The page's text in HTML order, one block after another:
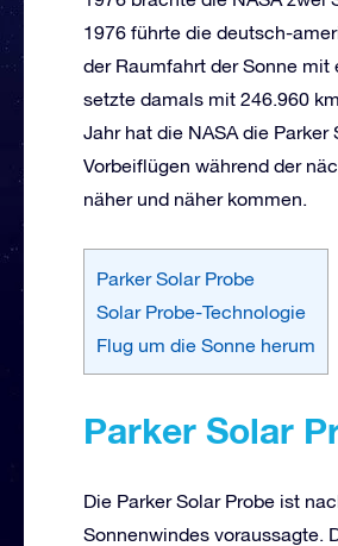
1976 führte die deutsch-
der Raumfahrt der Sonne
setzte damals mit 246.960
Jahr hat die NASA die
Vorbeiflügen während der
näher und näher kommen.
Parker Solar Probe
Solar Probe-Technologie
Flug um die Sonne herum
Parker Solar
Die Parker Solar Probe ist
Sonnenwindes voraussagte.